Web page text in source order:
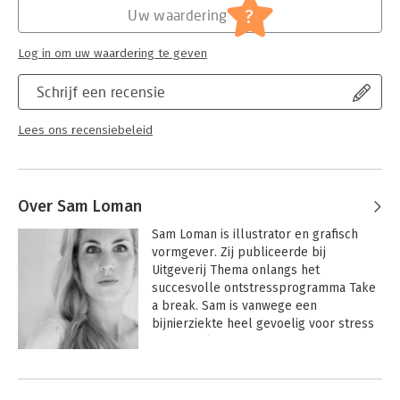
Schrijf een recensie
Lees ons recensiebeleid
Uw waardering ?
Log in om uw waardering te geven
Over Sam Loman
Sam Loman is illustrator en grafisch
vormgever. Zij publiceerde bij
Uitgeverij Thema onlangs het
succesvolle ontstressprogramma Take
a break. Sam is vanwege een
bijnierziekte heel gevoelig voor stress
stresssysteem én in voeding. In Happy
Andere boeken door Sam Loman